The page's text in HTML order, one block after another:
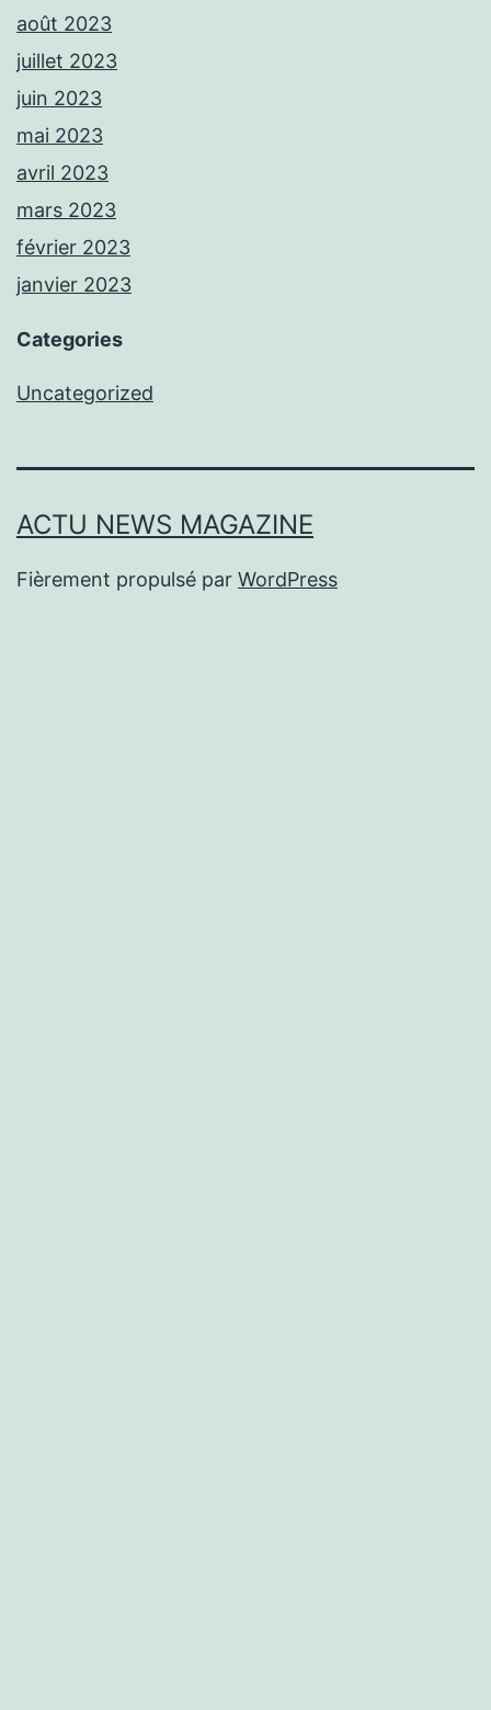
août 2023
juillet 2023
juin 2023
mai 2023
avril 2023
mars 2023
février 2023
janvier 2023
Categories
Uncategorized
ACTU NEWS MAGAZINE
Fièrement propulsé par WordPress